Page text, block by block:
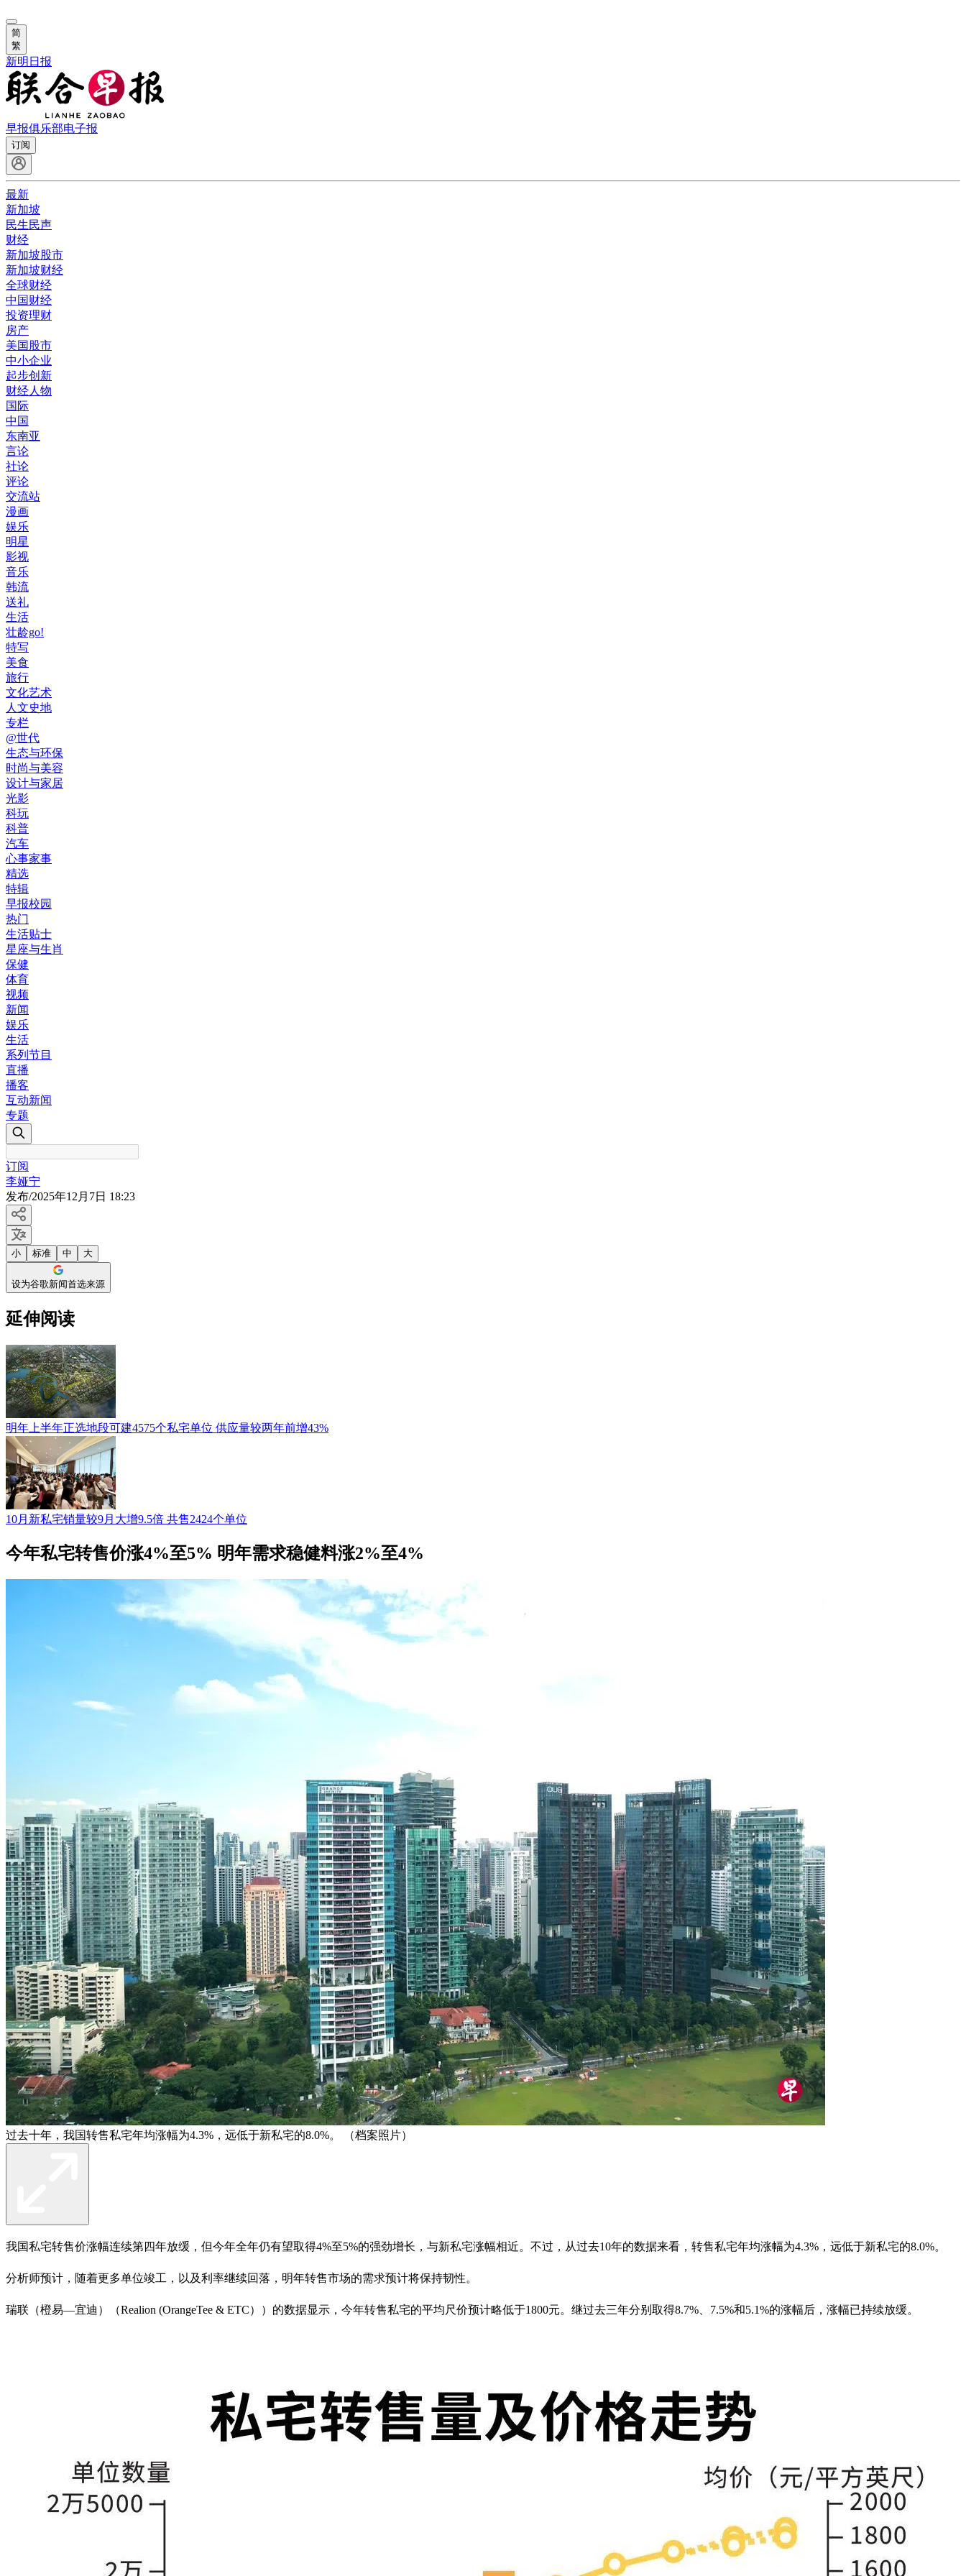
简
繁
新明日报
早报俱乐部电子报
订阅
最新
新加坡
民生民声
财经
新加坡股市
新加坡财经
全球财经
中国财经
投资理财
房产
美国股市
中小企业
起步创新
财经人物
国际
中国
东南亚
言论
社论
评论
交流站
漫画
娱乐
明星
影视
音乐
韩流
送礼
生活
壮龄go!
特写
美食
旅行
文化艺术
人文史地
专栏
@世代
生态与环保
时尚与美容
设计与家居
光影
科玩
科普
汽车
心事家事
精选
特辑
早报校园
热门
生活贴士
星座与生肖
保健
体育
视频
新闻
娱乐
生活
系列节目
直播
播客
互动新闻
专题
订阅
李娅宁
发布/2025年12月7日 18:23
小 标准 中 大
设为谷歌新闻首选来源
延伸阅读
明年上半年正选地段可建4575个私宅单位 供应量较两年前增43%
10月新私宅销量较9月大增9.5倍 共售2424个单位
今年私宅转售价涨4%至5% 明年需求稳健料涨2%至4%
过去十年，我国转售私宅年均涨幅为4.3%，远低于新私宅的8.0%。 （档案照片）
我国私宅转售价涨幅连续第四年放缓，但今年全年仍有望取得4%至5%的强劲增长，与新私宅涨幅相近。不过，从过去10年的数据来看，转售私宅年均涨幅为4.3%，远低于新私宅的8.0%。
分析师预计，随着更多单位竣工，以及利率继续回落，明年转售市场的需求预计将保持韧性。
瑞联（橙易—宜迪）（Realion (OrangeTee & ETC））的数据显示，今年转售私宅的平均尺价预计略低于1800元。继过去三年分别取得8.7%、7.5%和5.1%的涨幅后，涨幅已持续放缓。